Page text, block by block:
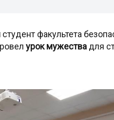
студент факультета
урок мужества для